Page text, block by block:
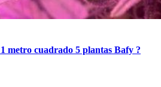
metro cuadrado 5 plantas Bafy ?